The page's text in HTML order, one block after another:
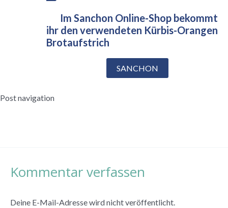
Im Sanchon Online-Shop bekommt
ihr den verwendeten Kürbis-Orangen
Brotaufstrich
SANCHON
Post navigation
Kommentar verfassen
Deine E-Mail-Adresse wird nicht veröffentlicht.